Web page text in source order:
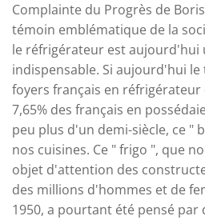
Complainte du Progrès de
témoin emblématique de la
le réfrigérateur est aujourd'hui
indispensable. Si aujourd'hui
foyers français en réfrigérateur
7,65% des français en
peu plus d'un demi-siècle, ce "
nos cuisines. Ce " frigo ", que
objet d'attention des
des millions d'hommes et de
1950, a pourtant été pensé par